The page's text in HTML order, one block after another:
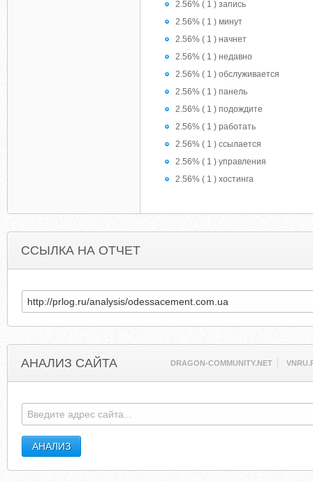
2.56% ( 1 ) запись
2.56% ( 1 ) минут
2.56% ( 1 ) начнет
2.56% ( 1 ) недавно
2.56% ( 1 ) обслуживается
2.56% ( 1 ) панель
2.56% ( 1 ) подождите
2.56% ( 1 ) работать
2.56% ( 1 ) ссылается
2.56% ( 1 ) управления
2.56% ( 1 ) хостинга
ССЫЛКА НА ОТЧЕТ
АНАЛИЗ САЙТА DRAGON-COMMUNITY.NET